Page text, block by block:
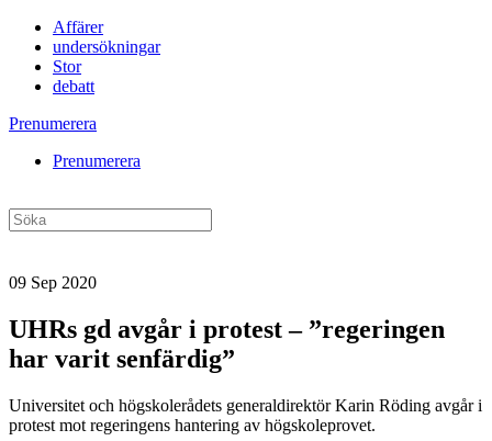
Affärer
undersökningar
Stor
debatt
Prenumerera
Prenumerera
09 Sep 2020
UHRs gd avgår i protest – ”regeringen
har varit senfärdig”
Universitet och högskolerådets generaldirektör Karin Röding avgår i
protest mot regeringens hantering av högskoleprovet.